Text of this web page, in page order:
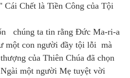
Chết là Tiền Công của Tội
chúng ta tin rằng Đức Ma-ri-a
một con người đầy tội lỗi mà
của Thiên Chúa đã chọn
một người Mẹ tuyệt vời